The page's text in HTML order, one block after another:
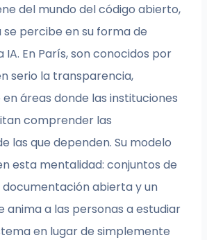
del mundo del código abierto,
se percibe en su forma de
En París, son conocidos por
serio la transparencia,
áreas donde las instituciones
comprender las
las que dependen. Su modelo
esta mentalidad: conjuntos de
abierta y un
anima a las personas a estudiar
en lugar de simplemente